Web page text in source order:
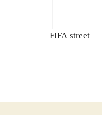
FIFA street